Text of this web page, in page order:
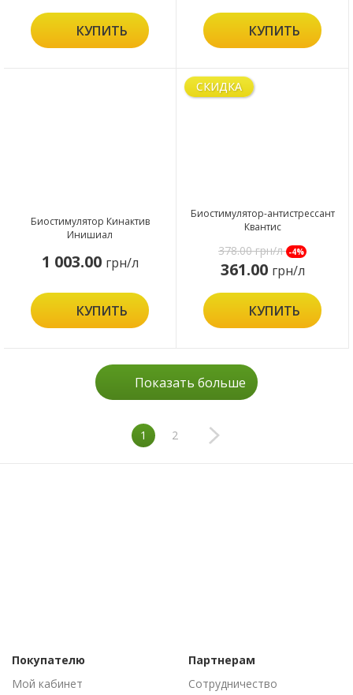
КУПИТЬ КУПИТЬ
Биостимулятор Кинактив
Инишиал
1 003.00 грн/л
КУПИТЬ
СКИДКА
Биостимулятор-антистрессант
Квантис
378.00грн/л -4%
361.00 грн/л
КУПИТЬ
Показать больше
1 2
Покупателю
Мой кабинет
Партнерам
Сотрудничество